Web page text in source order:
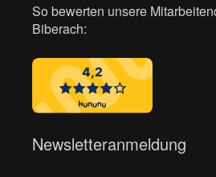
So bewerten unsere
Biberach:
Newsletteranmeldung